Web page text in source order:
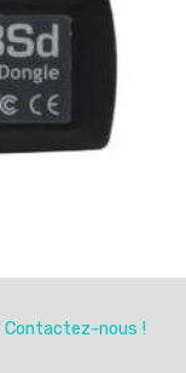
Contactez-nous !